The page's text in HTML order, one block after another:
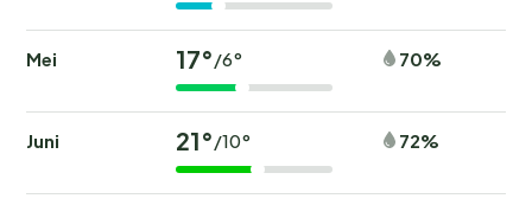
Mei 17°/6° 70%
Juni 21°/10° 72%